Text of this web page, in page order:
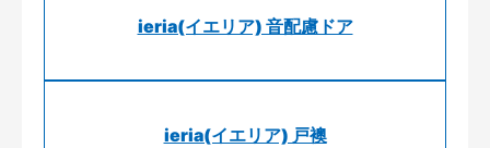
ieria(イエリア) 音配慮ドア
ieria(イエリア) 戸襖